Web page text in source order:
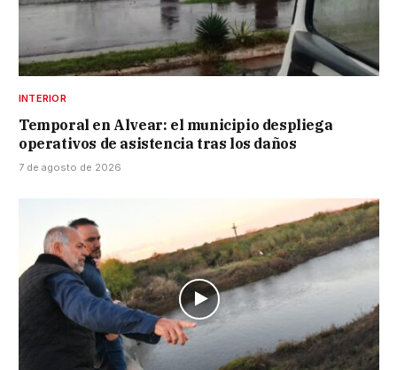
INTERIOR
Temporal en Alvear: el municipio despliega
operativos de asistencia tras los daños
7 de agosto de 2026